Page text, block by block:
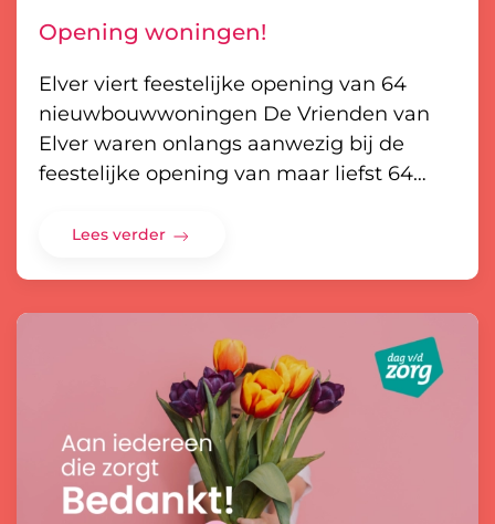
Opening woningen!
Elver viert feestelijke opening van 64
nieuwbouwwoningen De Vrienden van
Elver waren onlangs aanwezig bij de
feestelijke opening van maar liefst 64…
Lees verder